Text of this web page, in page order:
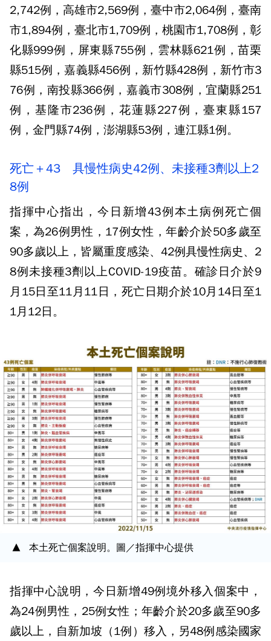
2,742例，高雄市2,569例，臺中市2,064例，臺南
市1,894例，臺北市1,709例，桃園市1,708例，彰
化縣999例，屏東縣755例，雲林縣621例，苗栗
縣515例，嘉義縣456例，新竹縣428例，新竹市3
76例，南投縣366例，嘉義市308例，宜蘭縣251
例，基隆市236例，花蓮縣227例，臺東縣157
例，金門縣74例，澎湖縣53例，連江縣1例。
死亡＋43 具慢性病史42例、未接種3劑以上2
8例
指揮中心指出，今日新增43例本土病例死亡個
案，為26例男性，17例女性，年齡介於50多歲至
90多歲以上，皆屬重度感染、42例具慢性病史、2
8例未接種3劑以上COVID-19疫苗。確診日介於9
月15日至11月11日，死亡日期介於10月14日至1
1月12日。
本土死亡個案說明。圖／指揮中心提供
指揮中心說明，今日新增49例境外移入個案中，
為24例男性，25例女性；年齡介於20多歲至90多
歲以上，自新加坡（1例）移入，另48例感染國家